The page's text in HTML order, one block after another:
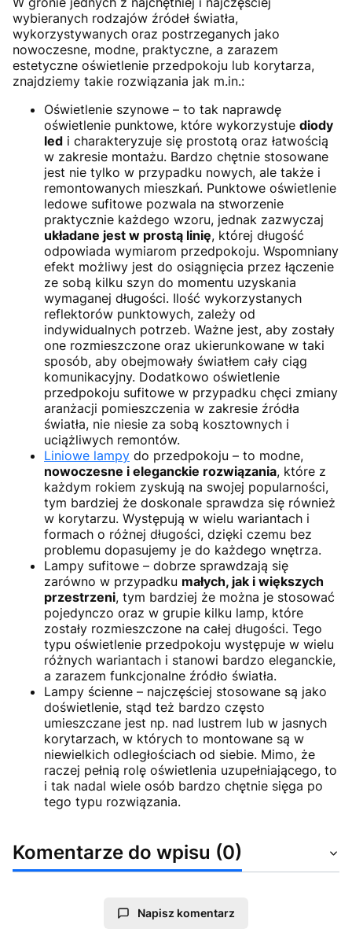
wybieranych rodzajów źródeł światła,
wykorzystywanych oraz postrzeganych jako
nowoczesne, modne, praktyczne, a zarazem
estetyczne oświetlenie przedpokoju lub korytarza,
znajdziemy takie rozwiązania jak m.in.:
Oświetlenie szynowe – to tak naprawdę
oświetlenie punktowe, które wykorzystuje diody
led i charakteryzuje się prostotą oraz łatwością
w zakresie montażu. Bardzo chętnie stosowane
jest nie tylko w przypadku nowych, ale także i
remontowanych mieszkań. Punktowe oświetlenie
ledowe sufitowe pozwala na stworzenie
praktycznie każdego wzoru, jednak zazwyczaj
układane jest w prostą linię, której długość
odpowiada wymiarom przedpokoju. Wspomniany
efekt możliwy jest do osiągnięcia przez łączenie
ze sobą kilku szyn do momentu uzyskania
wymaganej długości. Ilość wykorzystanych
reflektorów punktowych, zależy od
indywidualnych potrzeb. Ważne jest, aby zostały
one rozmieszczone oraz ukierunkowane w taki
sposób, aby obejmowały światłem cały ciąg
komunikacyjny. Dodatkowo oświetlenie
przedpokoju sufitowe w przypadku chęci zmiany
aranżacji pomieszczenia w zakresie źródła
światła, nie niesie za sobą kosztownych i
uciążliwych remontów.
Liniowe lampy do przedpokoju – to modne,
nowoczesne i eleganckie rozwiązania, które z
każdym rokiem zyskują na swojej popularności,
tym bardziej że doskonale sprawdza się również
w korytarzu. Występują w wielu wariantach i
formach o różnej długości, dzięki czemu bez
problemu dopasujemy je do każdego wnętrza.
Lampy sufitowe – dobrze sprawdzają się
zarówno w przypadku małych, jak i większych
przestrzeni, tym bardziej że można je stosować
pojedynczo oraz w grupie kilku lamp, które
zostały rozmieszczone na całej długości. Tego
typu oświetlenie przedpokoju występuje w wielu
różnych wariantach i stanowi bardzo eleganckie,
a zarazem funkcjonalne źródło światła.
Lampy ścienne – najczęściej stosowane są jako
doświetlenie, stąd też bardzo często
umieszczane jest np. nad lustrem lub w jasnych
korytarzach, w których to montowane są w
niewielkich odległościach od siebie. Mimo, że
raczej pełnią rolę oświetlenia uzupełniającego, to
i tak nadal wiele osób bardzo chętnie sięga po
tego typu rozwiązania.
Komentarze do wpisu (0)
Napisz komentarz